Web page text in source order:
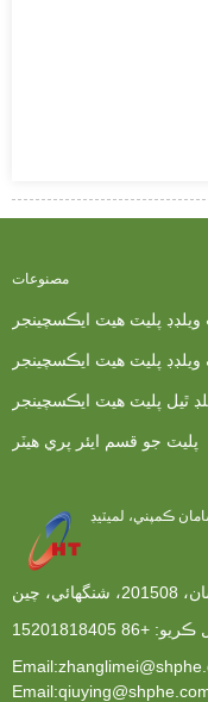
مصنوعات
ويلڊڊ پليٽ هيٽ ايڪسچينجر
ويلڊڊ پليٽ هيٽ ايڪسچينجر
ٿيل پليٽ هيٽ ايڪسچينجر
پليٽ جو قسم ايئر پري هيٽر
ڪمپني، لميٽيڊ
ڪريو: +86 15201818405